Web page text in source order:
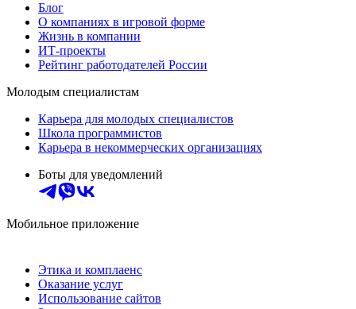
Блог
О компаниях в игровой форме
Жизнь в компании
ИТ-проекты
Рейтинг работодателей России
Молодым специалистам
Карьера для молодых специалистов
Школа программистов
Карьера в некоммерческих организациях
Боты для уведомлений
Мобильное приложение
Этика и комплаенс
Оказание услуг
Использование сайтов